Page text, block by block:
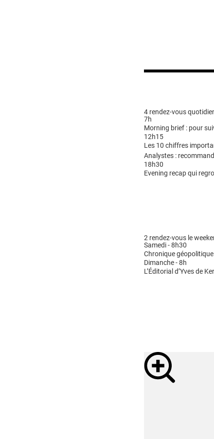
4 rendez-vous
7h
Morning brief : pour
12h15
Les 10 chiffres
Analystes :
18h30
Evening recap qui
2 rendez-vous le
Samedi - 8h30
Chronique
Dimanche - 8h
L’Éditorial d’Yves de